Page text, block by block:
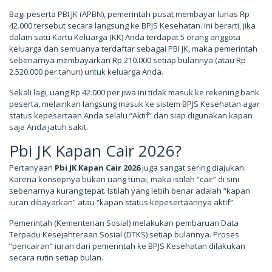
Bagi peserta PBI JK (APBN), pemerintah pusat membayar lunas Rp
42.000 tersebut secara langsung ke BPJS Kesehatan. Ini berarti, jika
dalam satu Kartu Keluarga (KK) Anda terdapat 5 orang anggota
keluarga dan semuanya terdaftar sebagai PBI JK, maka pemerintah
sebenarnya membayarkan Rp 210.000 setiap bulannya (atau Rp
2.520.000 per tahun) untuk keluarga Anda.
Sekali lagi, uang Rp 42.000 per jiwa ini tidak masuk ke rekening bank
peserta, melainkan langsung masuk ke sistem BPJS Kesehatan agar
status kepesertaan Anda selalu “Aktif” dan siap digunakan kapan
saja Anda jatuh sakit.
Pbi JK Kapan Cair 2026?
Pertanyaan Pbi JK Kapan Cair 2026juga sangat sering diajukan.
Karena konsepnya bukan uang tunai, maka istilah “cair” di sini
sebenarnya kurang tepat. Istilah yang lebih benar adalah “kapan
iuran dibayarkan” atau “kapan status kepesertaannya aktif”.
Pemerintah (Kementerian Sosial) melakukan pembaruan Data
Terpadu Kesejahteraan Sosial (DTKS) setiap bulannya. Proses
“pencairan” iuran dari pemerintah ke BPJS Kesehatan dilakukan
secara rutin setiap bulan.